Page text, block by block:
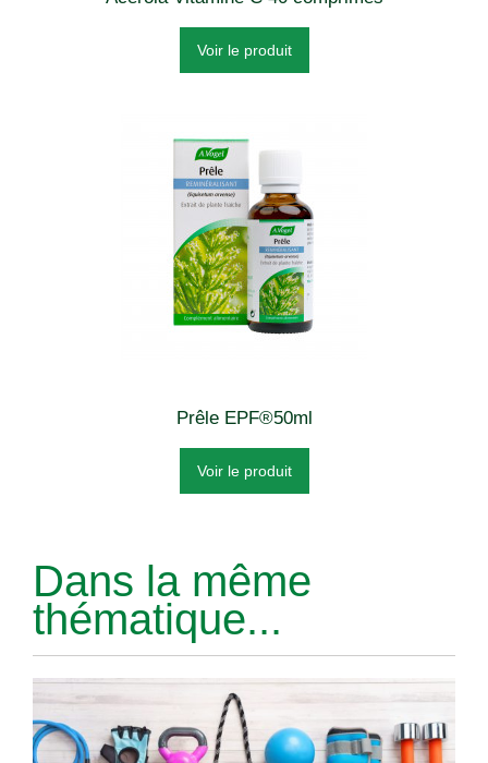
Voir le produit
Prêle EPF®50ml
Voir le produit
Dans la même
thématique...